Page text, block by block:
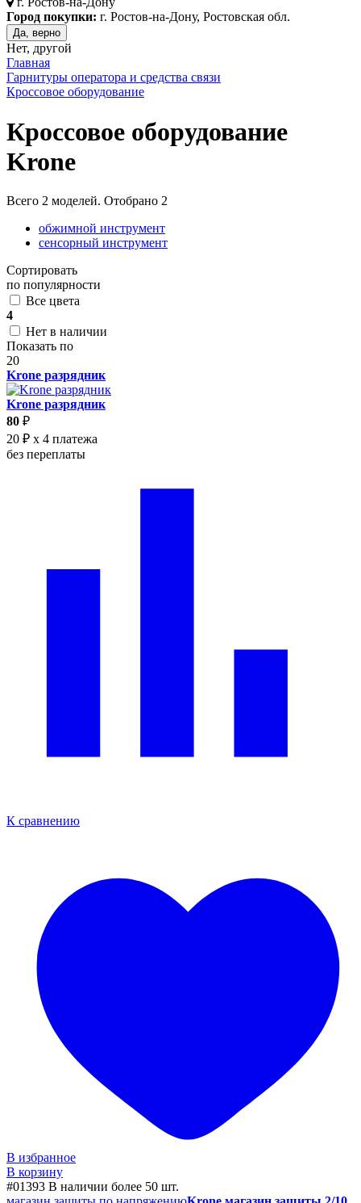
Город покупки: г. Ростов-на-Дону, Ростовская обл.
Да, верно
Нет, другой
Главная
Гарнитуры оператора и средства связи
Кроссовое оборудование
Кроссовое оборудование
Krone
Всего 2 моделей. Отобрано 2
обжимной инструмент
сенсорный инструмент
Сортировать
по популярности
Все цвета
4
Нет в наличии
Показать по
20
Krone разрядник
Krone разрядник
80 ₽
20 ₽ x 4 платежа
без переплаты
К сравнению
В избранное
В корзину
#01393 В наличии более 50 шт.